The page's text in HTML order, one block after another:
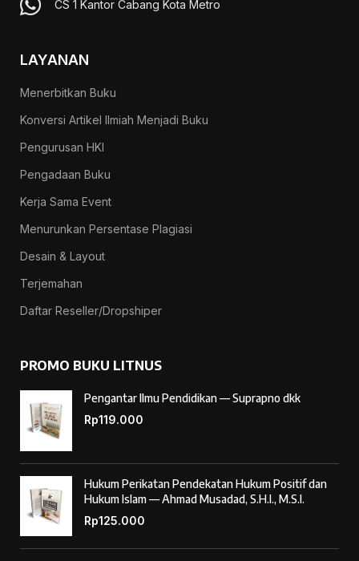
CS 1 Kantor Cabang Kota Metro
LAYANAN
Menerbitkan Buku
Konversi Artikel Ilmiah Menjadi Buku
Pengurusan HKI
Pengadaan Buku
Kerja Sama Event
Menurunkan Persentase Plagiasi
Desain & Layout
Terjemahan
Daftar Reseller/Dropshiper
PROMO BUKU LITNUS
Pengantar Ilmu Pendidikan — Suprapno dkk
Rp119.000
Hukum Perikatan Pendekatan Hukum Positif dan
Hukum Islam — Ahmad Musadad, S.H.I., M.S.I.
Rp125.000